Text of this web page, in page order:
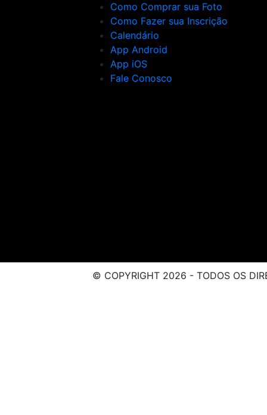
Como Comprar sua Foto
Como Fazer sua Inscrição
Calendário
App Android
App iOS
Fale Conosco
© COPYRIGHT 2026 - TODOS OS